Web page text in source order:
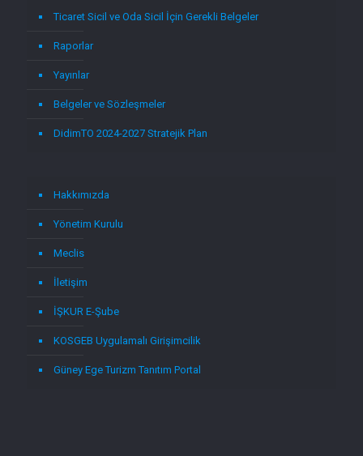
Ticaret Sicil ve Oda Sicil İçin Gerekli Belgeler
Raporlar
Yayınlar
Belgeler ve Sözleşmeler
DidimTO 2024-2027 Stratejik Plan
Hakkımızda
Yönetim Kurulu
Meclis
İletişim
İŞKUR E-Şube
KOSGEB Uygulamalı Girişimcilik
Güney Ege Turizm Tanıtım Portal